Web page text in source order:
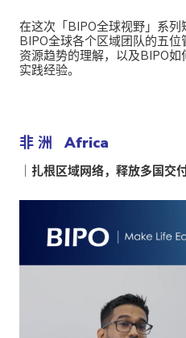
在这次「BIPO全球视野」系
BIPO全球各个区域团队的五
资源趋势的理解，以及BIPO
实践经验。
非 洲 Africa
｜扎根区域网络，释放多国交